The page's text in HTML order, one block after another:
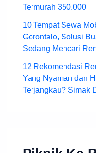
Termurah 350.000
10 Tempat Sewa
Gorontalo, Solusi
Sedang Mencari
12 Rekomendasi
Yang Nyaman dan
Terjangkau? Simak